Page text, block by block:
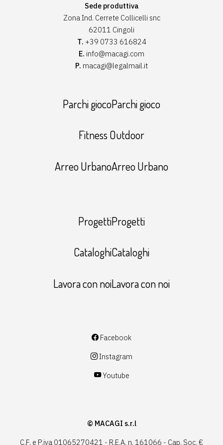
Sede produttiva
Zona Ind. Cerrete Collicelli snc
62011 Cingoli
T. +39 0733 616824
E. info@macagi.com
P. macagi@legalmail.it
Parchi giocoParchi gioco
Fitness Outdoor
Arreo UrbanoArreo Urbano
ProgettiProgetti
CataloghiCataloghi
Lavora con noiLavora con noi
Facebook
Instagram
Youtube
© MACAGI s.r.l
C.F. e P.iva 01065270421 - R.E.A. n. 161066 - Cap. Soc. €